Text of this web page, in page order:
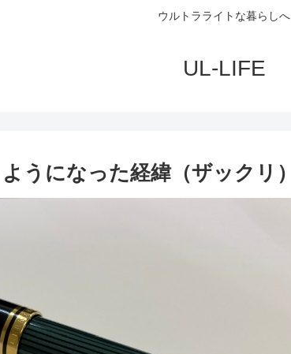
ウルトラライトな暮らしへ
UL-LIFE
うになった経緯（ザックリ）